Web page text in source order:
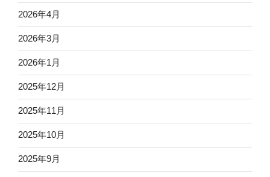
2026年4月
2026年3月
2026年1月
2025年12月
2025年11月
2025年10月
2025年9月